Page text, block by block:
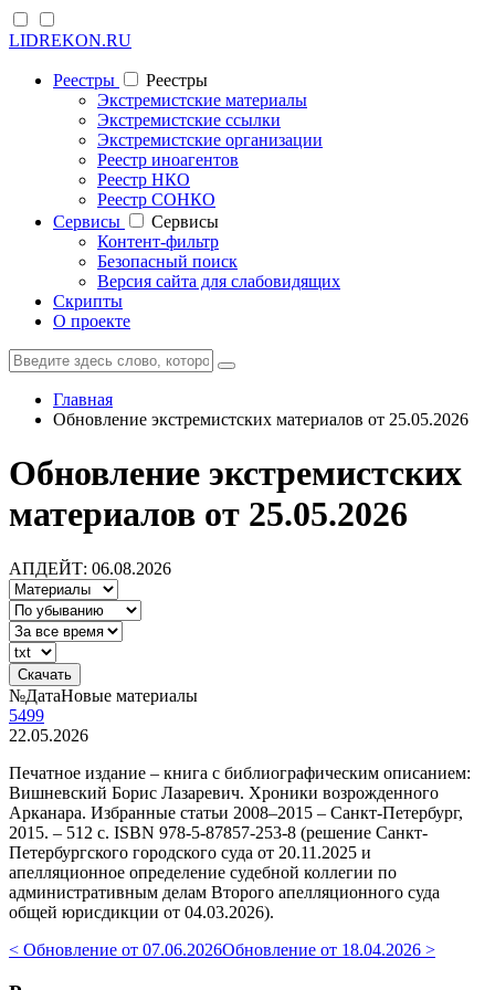
LIDREKON.RU
Реестры
Реестры
Экстремистские материалы
Экстремистские ссылки
Экстремистские организации
Реестр иноагентов
Реестр НКО
Реестр СОНКО
Cервисы
Cервисы
Контент-фильтр
Безопасный поиск
Версия сайта для слабовидящих
Скрипты
О проекте
Главная
Обновление экстремистских материалов от 25.05.2026
Обновление экстремистских
материалов от 25.05.2026
АПДЕЙТ: 06.08.2026
№ДатаНовые материалы
5499
22.05.2026
Печатное издание – книга с библиографическим описанием:
Вишневский Борис Лазаревич. Хроники возрожденного
Арканара. Избранные статьи 2008–2015 – Санкт-Петербург,
2015. – 512 с. ISBN 978-5-87857-253-8 (решение Санкт-
Петербургского городского суда от 20.11.2025 и
апелляционное определение судебной коллегии по
административным делам Второго апелляционного суда
общей юрисдикции от 04.03.2026).
< Обновление от 07.06.2026Обновление от 18.04.2026 >